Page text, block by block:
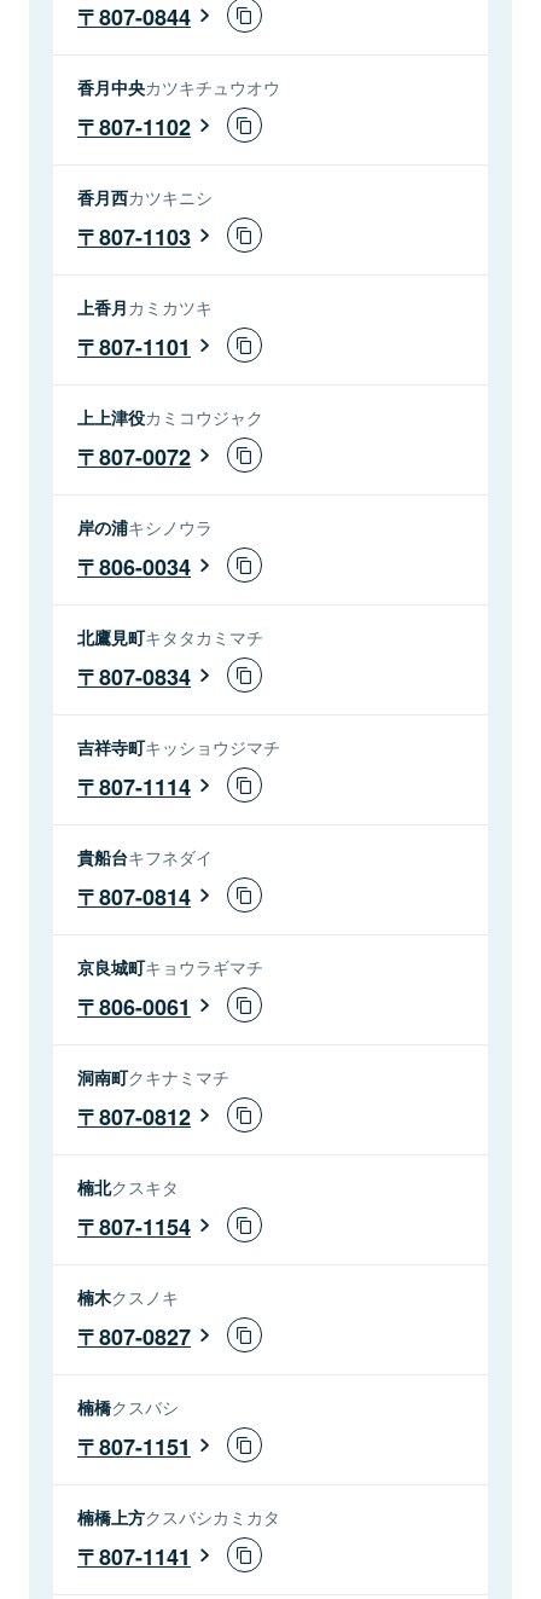
807-0844
香月中央カツキチュウオウ
807-1102
香月西カツキニシ
807-1103
上香月カミカツキ
807-1101
上上津役カミコウジャク
807-0072
岸の浦キシノウラ
806-0034
北鷹見町キタタカミマチ
807-0834
吉祥寺町キッショウジマチ
807-1114
貴船台キフネダイ
807-0814
京良城町キョウラギマチ
806-0061
洞南町クキナミマチ
807-0812
楠北クスキタ
807-1154
楠木クスノキ
807-0827
楠橋クスバシ
807-1151
楠橋上方クスバシカミカタ
807-1141